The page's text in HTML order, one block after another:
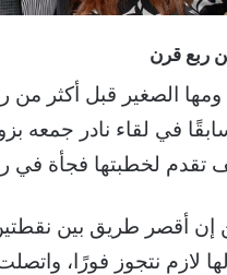
ربع قرن
ومها الصغير قبل أكثر
في لقاء نادر جمعه
لخطبتها فجأة في
إن أقصر طريق بين
لها لازم نتجوز فورًا،